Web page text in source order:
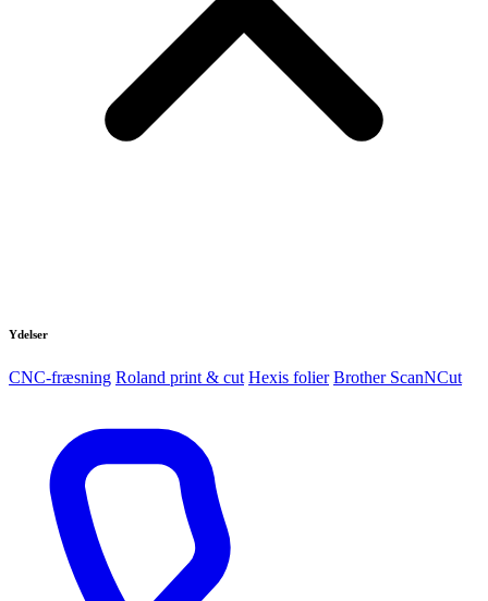
Ydelser
CNC-fræsning Roland print & cut Hexis folier Brother ScanNCut